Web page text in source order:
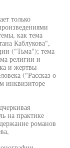
только
как тема
Каблукова",
("Тьма"); тема
религии и
и жертвы
("Рассказ о
инквизиторе
на практике
романов